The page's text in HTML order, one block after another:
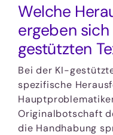
Welche
ergeben
gestützten
Bei der KI-
spezifische
Originalbotschaft
die Handhabung